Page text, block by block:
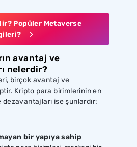
Popüler Metaverse
avantaj ve
nelerdir?
birçok avantaj ve
Kripto para birimlerinin en
ise şunlardır:
bir yapıya sahip